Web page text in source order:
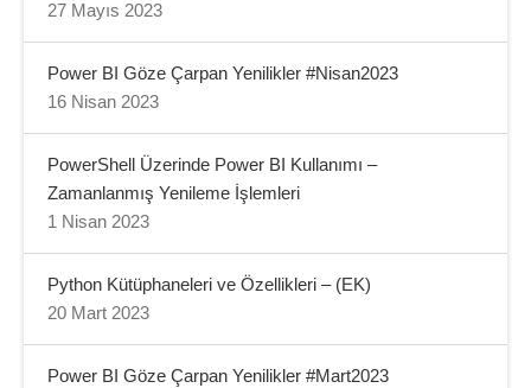
27 Mayıs 2023
Power BI Göze Çarpan Yenilikler #Nisan2023
16 Nisan 2023
PowerShell Üzerinde Power BI Kullanımı –
Zamanlanmış Yenileme İşlemleri
1 Nisan 2023
Python Kütüphaneleri ve Özellikleri – (EK)
20 Mart 2023
Power BI Göze Çarpan Yenilikler #Mart2023